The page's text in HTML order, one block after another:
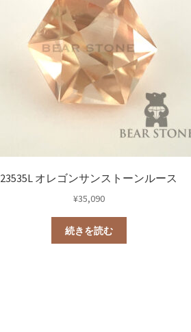
23535L オレゴンサンストーンルース
¥35,090
続きを読む